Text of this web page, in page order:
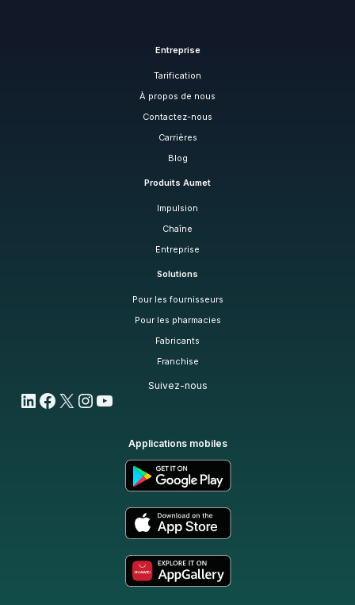
Entreprise
Tarification
À propos de nous
Contactez-nous
Carrières
Blog
Produits Aumet
Impulsion
Chaîne
Entreprise
Solutions
Pour les fournisseurs
Pour les pharmacies
Fabricants
Franchise
Suivez-nous
LinkedIn
Facebook
X Instagram
YouTube
Applications mobiles